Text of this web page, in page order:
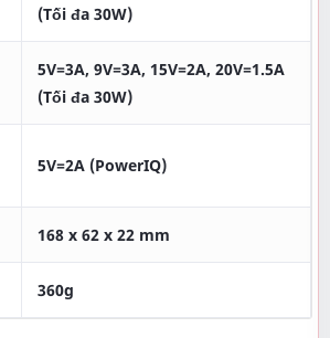
(Tối đa 30W)
5V=3A, 9V=3A, 15V=2A, 20V=1.5A
(Tối đa 30W)
5V=2A (PowerIQ)
168 x 62 x 22 mm
360g